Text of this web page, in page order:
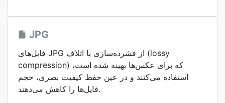
JPG
فایل‌های JPG از فشرده‌سازی با اتلاف (lossy
compression) که برای عکس‌ها بهینه شده است،
استفاده می‌کنند و در عین حفظ کیفیت بصری، حجم
فایل‌ها را کاهش می‌دهند.